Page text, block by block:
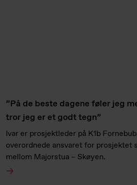
”På de beste dagene føler jeg
tror jeg er et godt tegn”
Ivar er prosjektleder på K1b
overordnede ansvaret for prosjektet
mellom Majorstua – Skøyen.